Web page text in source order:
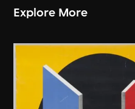
Explore More